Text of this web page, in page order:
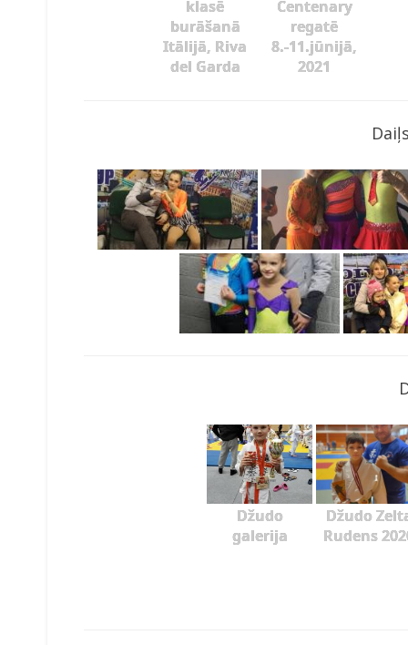
klasē
burāšanā
Itālijā, Riva
del Garda
Centenary
regatē
8.-11.jūnijā,
2021
Džudo
galerija
Džudo
Rudens